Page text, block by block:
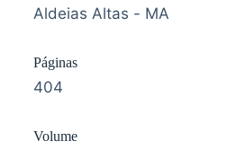
Aldeias Altas - MA
Páginas
404
Volume